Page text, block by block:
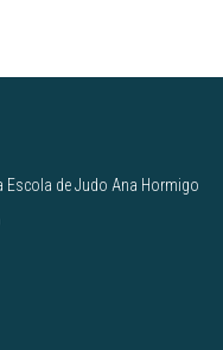
Escola de Judo Ana Hormigo